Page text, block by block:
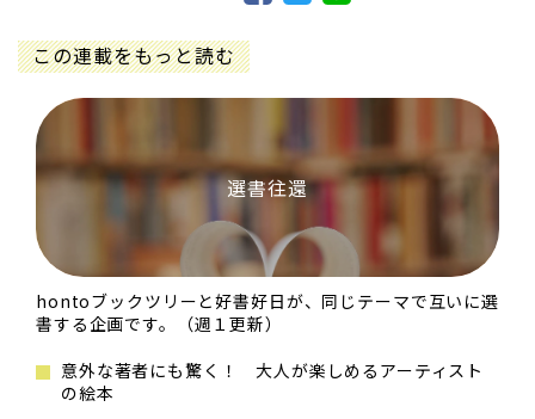
この連載をもっと読む
選書往還
hontoブックツリーと好書好日が、同じテーマで互いに選
書する企画です。（週１更新）
意外な著者にも驚く！ 大人が楽しめるアーティスト
の絵本